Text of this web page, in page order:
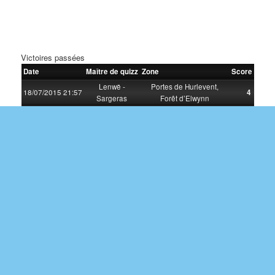
Victoires passées
Date Maître de quizz Zone Score
18/07/2015 21:57
Lenwë -
Sargeras
Portes de Hurlevent,
Forêt d’Elwynn
4